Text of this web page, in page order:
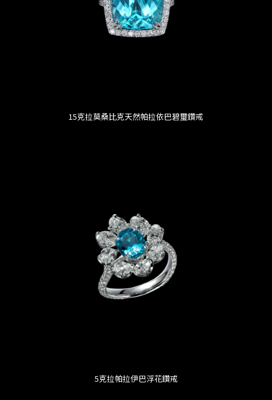
15克拉莫桑比克天然帕拉依巴碧璽鑽戒
5克拉帕拉伊巴浮花鑽戒